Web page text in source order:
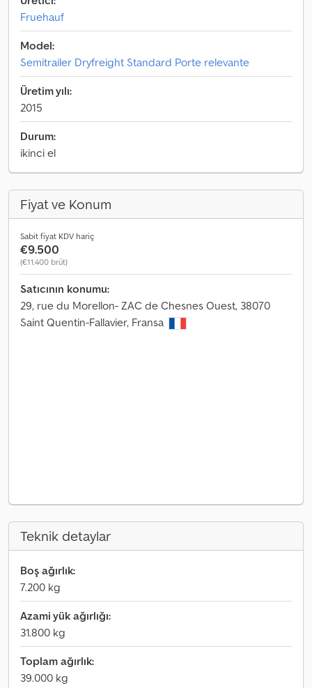
Fruehauf
Model:
Semitrailer Dryfreight Standard Porte relevante
Üretim yılı:
2015
Durum:
ikinci el
Fiyat ve Konum
Sabit fiyat KDV hariç
€9.500
(€11.400 brüt)
Satıcının konumu:
29, rue du Morellon- ZAC de Chesnes Ouest, 38070
Saint Quentin-Fallavier, Fransa
Teknik detaylar
Boş ağırlık:
7.200 kg
Azami yük ağırlığı:
31.800 kg
Toplam ağırlık:
39.000 kg